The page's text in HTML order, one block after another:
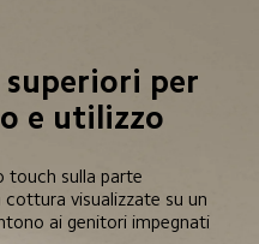
per
e utilizzo
touch sulla parte
cottura visualizzate su un
ai genitori impegnati